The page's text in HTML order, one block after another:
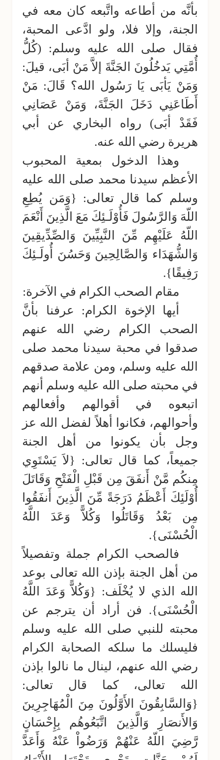
بأنَّه من أطاعه واتَّبعه كان معه في
الجنة، وإلا فلا، ولو ادَّعى المحبة،
فقال صلى الله عليه وسلم: (كُلُّ
أُمَّتِي يَدخُلُونَ الجَنَّةَ إلاَّ مَنْ أبَى، قيلَ:
وَمَنْ يَأبَى يَا رَسُول الله؟ قَالَ: مَنْ
أَطَاعَنِي دَخَلَ الجَنَّةَ، وَمَنْ عَصَانِي
فَقَدْ أبَى) رواه البخاري عن أبي
هريرة رضي الله عنه.
وهذا الدخول بمعية المحبوب
الأعظم سيدنا محمد صلى الله عليه
وسلم كما قال تعالى: {وَمَن يُطِعِ
اللّهَ وَالرَّسُولَ فَأُوْلَـئِكَ مَعَ الَّذِينَ أَنْعَمَ
اللّهُ عَلَيْهِم مِّنَ النَّبِيِّينَ وَالصِّدِّيقِينَ
وَالشُّهَدَاء وَالصَّالِحِينَ وَحَسُنَ أُولَـئِكَ
رَفِيقًا}.
مقام الصحب الكرام في الآخرة:
أيها الإخوة الكرام: عرفنا بأنَّ
الصحب الكرام رضي الله عنهم
صدقوا في محبة سيدنا محمد صلى
الله عليه وسلم، ومن علامة صدقهم
في محبته صلى الله عليه وسلم أنهم
اتبعوه في أقوالهم وأفعالهم
وأحوالهم، فكانوا أهلاً لفضل الله عز
وجل بأن يكونوا من أهل الجنة
جميعاً، كما قال تعالى: {لاَ يَسْتَوِي
مِنكُم مَّنْ أَنفَقَ مِن قَبْلِ الْفَتْحِ وَقَاتَلَ
أُوْلَئِكَ أَعْظَمُ دَرَجَةً مِّنَ الَّذِينَ أَنفَقُوا
مِن بَعْدُ وَقَاتَلُوا وَكُلاًّ وَعَدَ اللَّهُ
الْحُسْنَى}.
فالصحب الكرام جملة وتفصيلاً
من أهل الجنة بإذن الله تعالى بوعد
الله الذي لا يُخْلَف: {وَكُلاًّ وَعَدَ اللَّهُ
الْحُسْنَى}. فن أراد أن يترجم عن
محبته للنبي صلى الله عليه وسلم
فليسلك ما سلكه الصحابة الكرام
رضي الله عنهم، لينال ما نالوا بإذن
الله تعالى، كما قال تعالى:
{وَالسَّابِقُونَ الأَوَّلُونَ مِنَ الْمُهَاجِرِينَ
وَالأَنصَارِ وَالَّذِينَ اتَّبَعُوهُم بِإِحْسَانٍ
رَّضِيَ اللّهُ عَنْهُمْ وَرَضُواْ عَنْهُ وَأَعَدَّ